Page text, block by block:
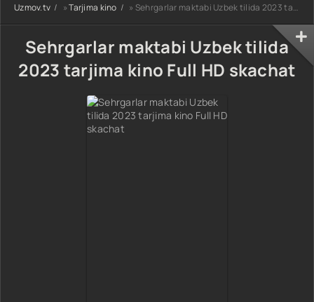
tarjima kino Full
HD tas-ix
Uzmov.tv »Tarjima kino » Sehrgarlar maktabi Uzbek tilida 2023 tarjima kino Full HD skachat
Sehrgarlar maktabi Uzbek tilida
2023 tarjima kino Full HD skachat